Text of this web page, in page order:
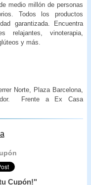
medio millón de personas
Todos los productos
garantizada. Encuentra
relajantes, vinoterapia,
y más.
Norte, Plaza Barcelona,
Frente a Ex Casa
Cupón!"